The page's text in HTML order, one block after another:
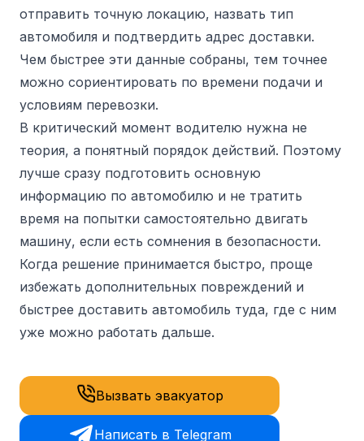
отправить точную локацию, назвать тип
автомобиля и подтвердить адрес доставки.
Чем быстрее эти данные собраны, тем точнее
можно сориентировать по времени подачи и
условиям перевозки.
В критический момент водителю нужна не
теория, а понятный порядок действий. Поэтому
лучше сразу подготовить основную
информацию по автомобилю и не тратить
время на попытки самостоятельно двигать
машину, если есть сомнения в безопасности.
Когда решение принимается быстро, проще
избежать дополнительных повреждений и
быстрее доставить автомобиль туда, где с ним
уже можно работать дальше.
Вызвать эвакуатор
Написать в Telegram